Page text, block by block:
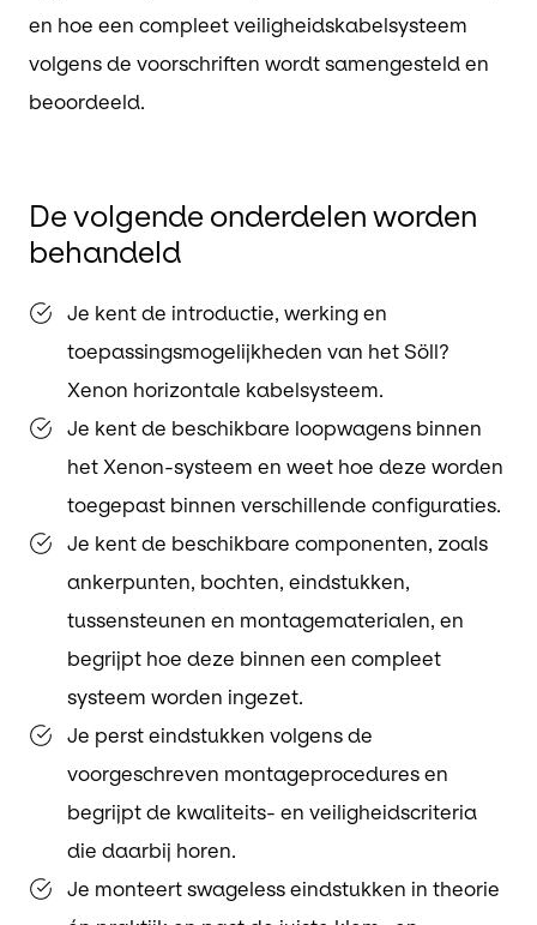
en hoe een compleet veiligheidskabelsysteem
volgens de voorschriften wordt samengesteld en
beoordeeld.
De volgende onderdelen worden
behandeld
Je kent de introductie, werking en
toepassingsmogelijkheden van het Söll?
Xenon horizontale kabelsysteem.
Je kent de beschikbare loopwagens binnen
het Xenon-systeem en weet hoe deze worden
toegepast binnen verschillende configuraties.
Je kent de beschikbare componenten, zoals
ankerpunten, bochten, eindstukken,
tussensteunen en montagematerialen, en
begrijpt hoe deze binnen een compleet
systeem worden ingezet.
Je perst eindstukken volgens de
voorgeschreven montageprocedures en
begrijpt de kwaliteits- en veiligheidscriteria
die daarbij horen.
Je monteert swageless eindstukken in theorie